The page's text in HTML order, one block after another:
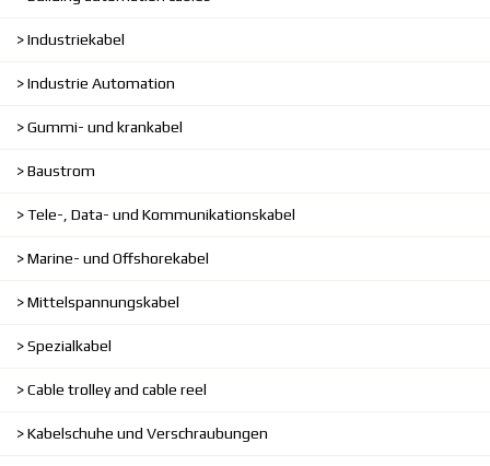
Industriekabel
Industrie Automation
Gummi- und krankabel
Baustrom
Tele-, Data- und Kommunikationskabel
Marine- und Offshorekabel
Mittelspannungskabel
Spezialkabel
Cable trolley and cable reel
Kabelschuhe und Verschraubungen